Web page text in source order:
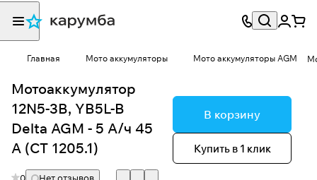
Главная Мото аккумуляторы Мото аккумуляторы AGM
Мотоаккумулятор
12N5-3B, YB5L-B
Delta AGM - 5 А/ч 45
А (CT 1205.1)
В корзину
Купить в 1 клик